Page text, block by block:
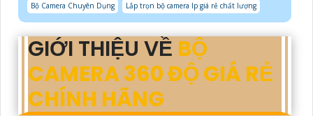
Bộ Camera Chuyên Dụng
Lắp trọn bộ camera Ip giá rẻ chất lượng
GIỚI THIỆU VỀ BỘ
CAMERA 360 ĐỘ GIÁ RẺ
CHÍNH HÃNG